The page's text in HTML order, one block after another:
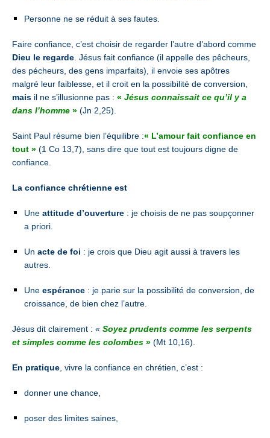
Personne ne se réduit à ses fautes.
Faire confiance, c’est choisir de regarder l’autre d’abord comme
Dieu le regarde. Jésus fait confiance (il appelle des pêcheurs,
des pécheurs, des gens imparfaits), il envoie ses apôtres
malgré leur faiblesse, et il croit en la possibilité de conversion,
mais il ne s’illusionne pas : « Jésus connaissait ce qu’il y a
dans l’homme » (Jn 2,25).
Saint Paul résume bien l’équilibre :« L’amour fait confiance en
tout » (1 Co 13,7), sans dire que tout est toujours digne de
confiance.
La confiance chrétienne est
Une attitude d’ouverture : je choisis de ne pas soupçonner
a priori.
Un acte de foi : je crois que Dieu agit aussi à travers les
autres.
Une espérance : je parie sur la possibilité de conversion, de
croissance, de bien chez l’autre.
Jésus dit clairement : « Soyez prudents comme les serpents
et simples comme les colombes » (Mt 10,16).
En pratique, vivre la confiance en chrétien, c’est :
donner une chance,
poser des limites saines,